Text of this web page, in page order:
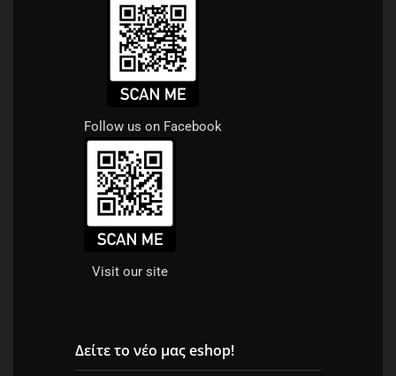
Follow us on Facebook
Visit our site
Δείτε το νέο μας eshop!